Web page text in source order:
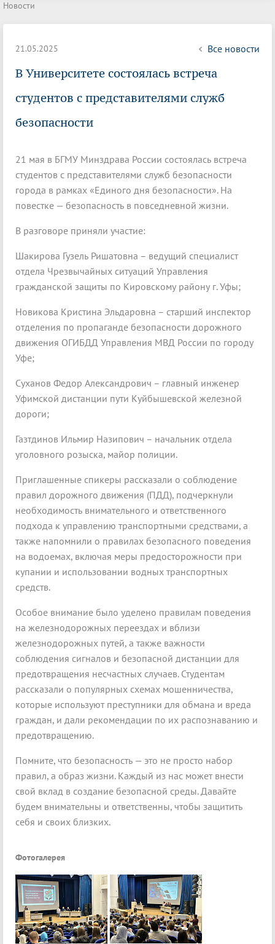
Новости
21.05.2025 Все новости
В Университете состоялась встреча
студентов с представителями служб
безопасности
21 мая в БГМУ Минздрава России состоялась встреча
студентов с представителями служб безопасности
города в рамках «Единого дня безопасности». На
повестке — безопасность в повседневной жизни.
В разговоре приняли участие:
Шакирова Гузель Ришатовна – ведущий специалист
отдела Чрезвычайных ситуаций Управления
гражданской защиты по Кировскому району г. Уфы;
Новикова Кристина Эльдаровна – старший инспектор
отделения по пропаганде безопасности дорожного
движения ОГИБДД Управления МВД России по городу
Уфе;
Суханов Федор Александрович – главный инженер
Уфимской дистанции пути Куйбышевской железной
дороги;
Газтдинов Ильмир Назипович – начальник отдела
уголовного розыска, майор полиции.
Приглашенные спикеры рассказали о соблюдение
правил дорожного движения (ПДД), подчеркнули
необходимость внимательного и ответственного
подхода к управлению транспортными средствами, а
также напомнили о правилах безопасного поведения
на водоемах, включая меры предосторожности при
купании и использовании водных транспортных
средств.
Особое внимание было уделено правилам поведения
на железнодорожных переездах и вблизи
железнодорожных путей, а также важности
соблюдения сигналов и безопасной дистанции для
предотвращения несчастных случаев. Студентам
рассказали о популярных схемах мошенничества,
которые используют преступники для обмана и вреда
граждан, и дали рекомендации по их распознаванию и
предотвращению.
Помните, что безопасность — это не просто набор
правил, а образ жизни. Каждый из нас может внести
свой вклад в создание безопасной среды. Давайте
будем внимательны и ответственны, чтобы защитить
себя и своих близких.
Фотогалерея